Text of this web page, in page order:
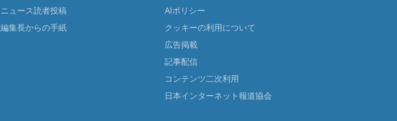
ニュース読者投稿
編集長からの手紙
AIポリシー
クッキーの利用について
広告掲載
記事配信
コンテンツ二次利用
日本インターネット報道協会